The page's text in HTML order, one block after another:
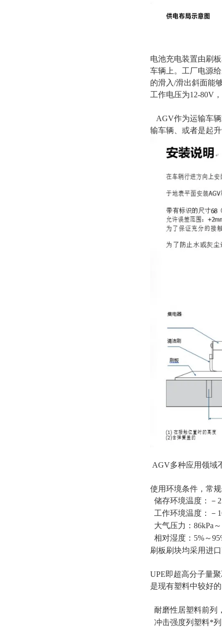
电池充电装置由刷
车辆上。工厂电源
的滑入/滑出斜面能
工作电压为12-80V
AGV作为运输车
输车辆、或者是起
AGV多种应用领域
使用环境条件，常
储存环境温度：
工作环境温度：
大气压力：86kPa
相对湿度：5%～
刷板刷块均采用进
UPE即超高分子量
是现有塑料中较好
耐磨性居塑料前列
冲击强度列塑料*